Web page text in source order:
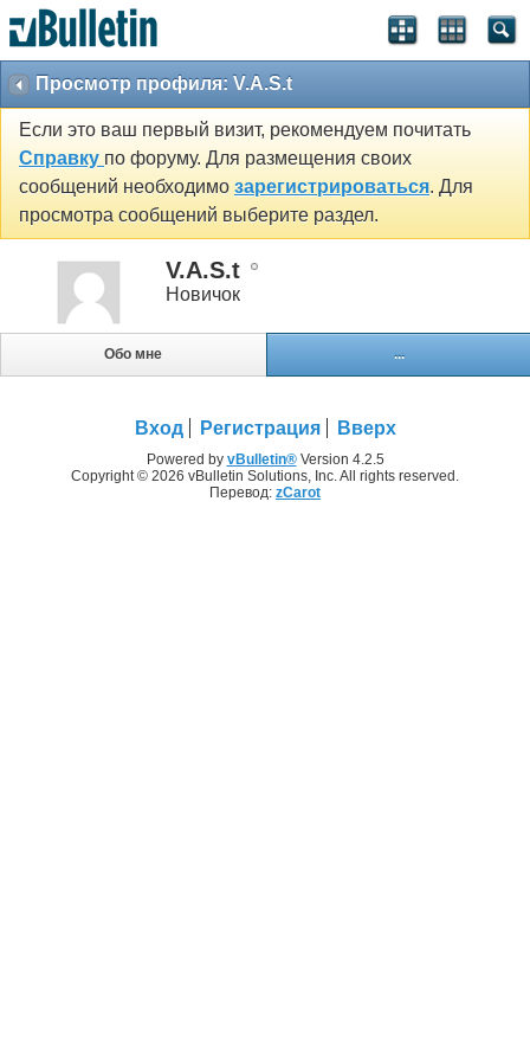
Просмотр профиля: V.A.S.t
Если это ваш первый визит, рекомендуем почитать
Справку по форуму. Для размещения своих
сообщений необходимо зарегистрироваться. Для
просмотра сообщений выберите раздел.
V.A.S.t
Новичок
Обо мне ...
Вход Регистрация Вверх
Powered by vBulletin®Version 4.2.5
Copyright © 2026 vBulletin Solutions, Inc. All rights reserved.
Перевод: zCarot